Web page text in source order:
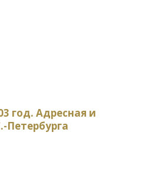
год. Адресная и
Петербурга